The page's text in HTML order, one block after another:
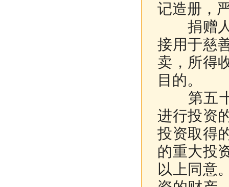
记造册，
捐赠人
接用于慈
卖，所得
目的。
第五十
进行投资
投资取得
的重大投
以上同意